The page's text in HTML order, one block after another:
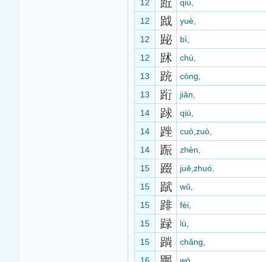
12
qiù,
12
yuè,
12
bì,
12
chù,
13
còng,
13
jiǎn,
14
qiú,
14
cuò,zuò,
14
zhèn,
15
juě,zhuó,
15
wǔ,
15
fèi,
15
lù,
15
chǎng,